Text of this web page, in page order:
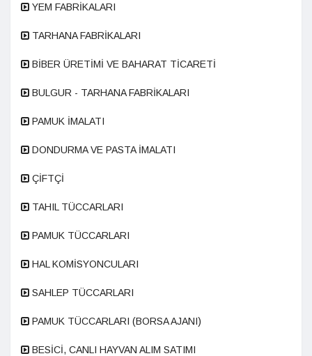
YEM FABRİKALARI
TARHANA FABRİKALARI
BİBER ÜRETİMİ VE BAHARAT TİCARETİ
BULGUR - TARHANA FABRİKALARI
PAMUK İMALATI
DONDURMA VE PASTA İMALATI
ÇİFTÇİ
TAHIL TÜCCARLARI
PAMUK TÜCCARLARI
HAL KOMİSYONCULARI
SAHLEP TÜCCARLARI
PAMUK TÜCCARLARI (BORSA AJANI)
BESİCİ, CANLI HAYVAN ALIM SATIMI